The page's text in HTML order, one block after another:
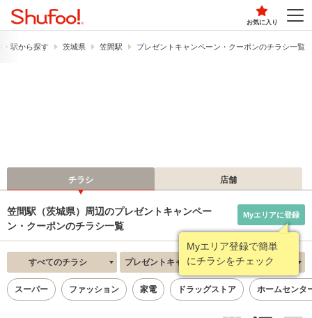
お気に入り
・駅から探す 茨城県 笠間駅 プレゼントキャンペーン・クーポンのチラシ一覧
チラシ 店舗
笠間駅（茨城県）周辺のプレゼントキャンペー
ン・クーポンのチラシ一覧
Myエリア登録で簡単
にチラシをチェック
Myエリアに登録
すべてのチラシ プレゼントキャンペーン・クーポン 新着順
スーパー ファッション 家電 ドラッグストア ホームセンタ